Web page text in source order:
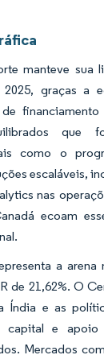
manteve sua
graças a
que
como o
escaláveis,
nas
ecoam
a
de 21,62%. O
Índia e as
capital e
Mercados